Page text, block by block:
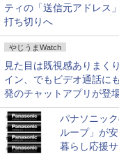
ティの「送信元アドレス
打ち切りへ
やじうまWatch
見た目は既視感ありまく
イン、でもビデオ通話に
発のチャットアプリが登
パナソニッ
ループ」が
暮らし応援サ